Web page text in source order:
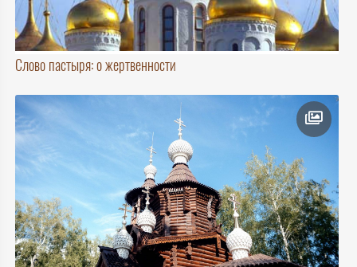
Слово пастыря: о жертвенности